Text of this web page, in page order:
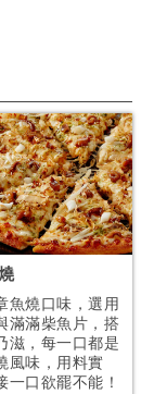
魚燒口味，選用
滿滿柴魚片，搭
滋，每一口都是
風味，用料實
一口欲罷不能！